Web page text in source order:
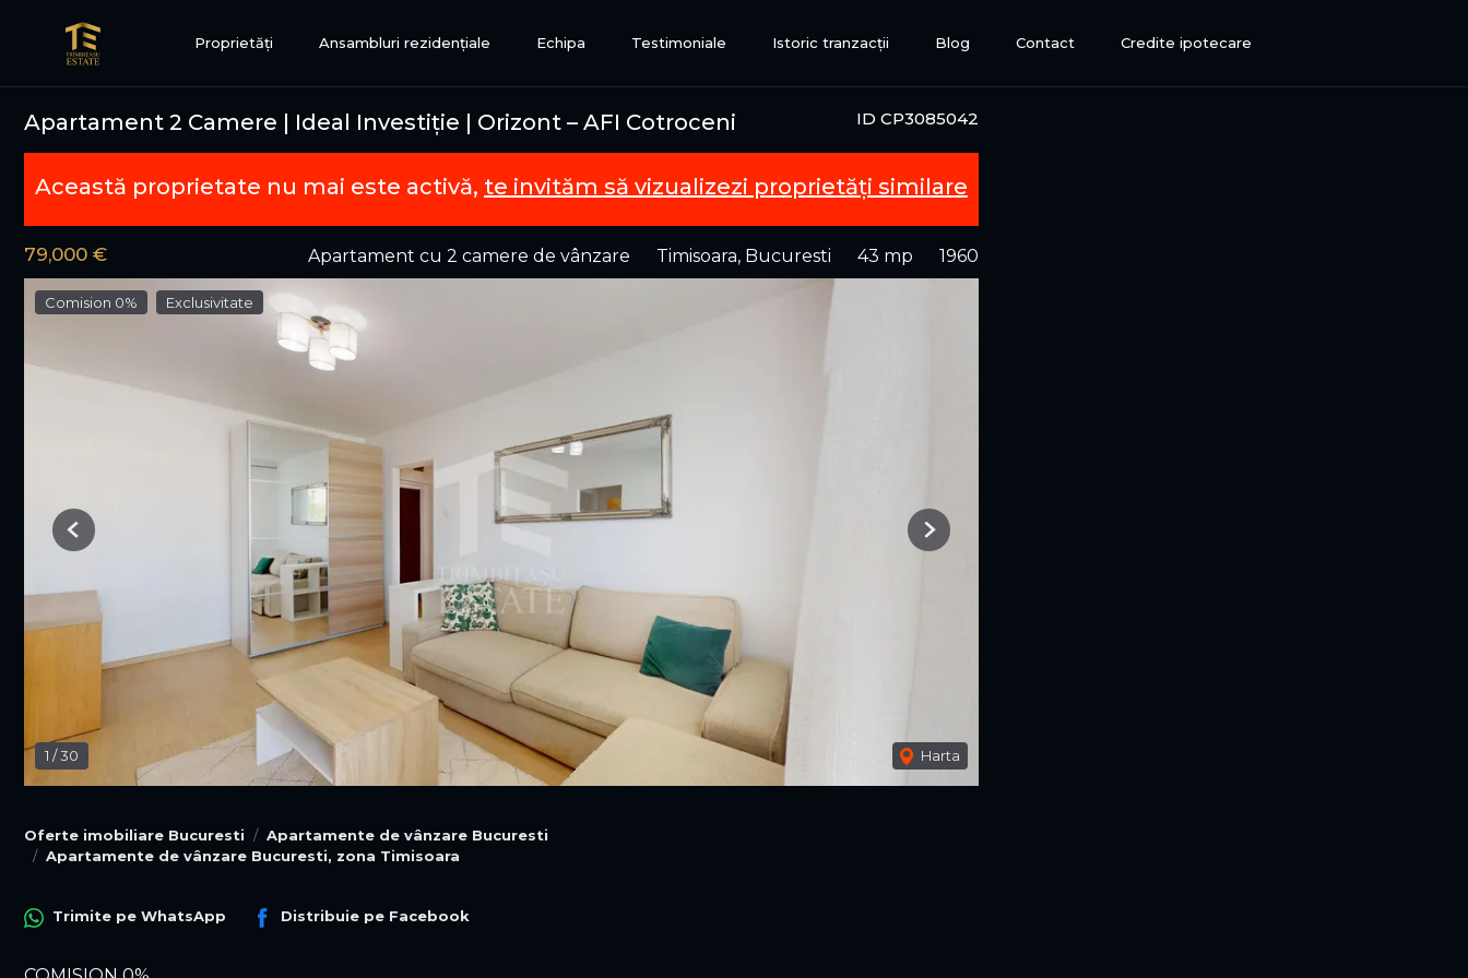
Proprietăți Ansambluri rezidențiale Echipa Testimoniale Istoric tranzacții Blog Contact Credite ipotecare
ID CP3085042
Apartament 2 Camere | Ideal Investiție | Orizont – AFI Cotroceni
Această proprietate nu mai este activă, te invităm să vizualizezi proprietăți similare
79,000 € Apartament cu 2 camere de vânzare Timisoara, Bucuresti 43 mp 1960
Comision 0% Exclusivitate
1 /30 Harta
Previous Next
Oferte imobiliare Bucuresti
Apartamente de vânzare Bucuresti
Apartamente de vânzare Bucuresti, zona Timisoara
Trimite pe WhatsApp Distribuie pe Facebook